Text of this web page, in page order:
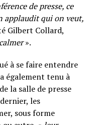
de presse, ce
applaudit qui on veut,
Gilbert Collard,
».
à se faire entendre
également tenu à
la salle de presse
les
sous forme